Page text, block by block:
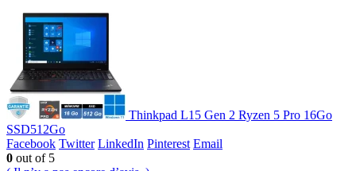
Thinkpad L15 Gen 2 Ryzen 5 Pro 16Go
SSD512Go
Facebook Twitter LinkedIn Pinterest Email
0 out of 5